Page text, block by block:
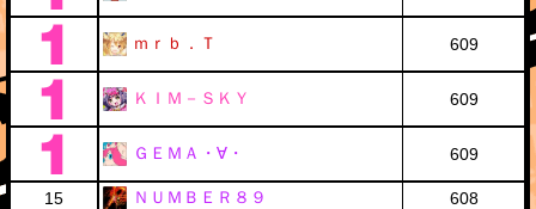
ｍｒｂ．Ｔ 609
ＫＩＭ－ＳＫＹ 609
ＧＥＭＡ・∀・ 609
15 ＮＵＭＢＥＲ８９
608